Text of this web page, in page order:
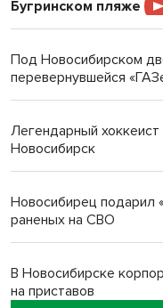
Бугринском пляже
Под Новосибирском
перевернувшейся
Легендарный хоккеист
Новосибирск
Новосибирец подарил
раненых на СВО
В Новосибирске
на приставов